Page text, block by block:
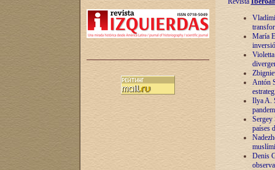
María
Antón
Ilya A.
Sergey
países
Denis